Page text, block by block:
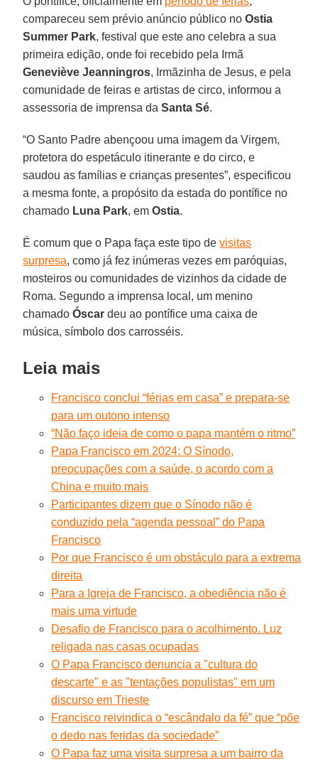
compareceu sem prévio anúncio público noOstia
Summer Park, festival que este ano celebra a sua
primeira edição, onde foi recebido pela Irmã
Geneviève Jeanningros, Irmãzinha de Jesus, e pela
comunidade de feiras e artistas de circo, informou a
assessoria de imprensa daSanta Sé.
“O Santo Padre abençoou uma imagem da Virgem,
protetora do espetáculo itinerante e do circo, e
saudou as famílias e crianças presentes”, especificou
a mesma fonte, a propósito da estada do pontífice no
chamado Luna Park, emOstia.
É comum que o Papa faça este tipo devisitas
surpresa, como já fez inúmeras vezes em paróquias,
mosteiros ou comunidades de vizinhos da cidade de
Roma. Segundo a imprensa local, um menino
chamadoÓscar deu ao pontífice uma caixa de
música, símbolo dos carrosséis.
Leia mais
Francisco conclui “férias em casa” e prepara-se
para um outono intenso
“Não faço ideia de como o papa mantém o ritmo”
Papa Francisco em 2024: O Sínodo,
preocupações com a saúde, o acordo com a
China e muito mais
Participantes dizem que o Sínodo não é
conduzido pela “agenda pessoal” do Papa
Francisco
Por que Francisco é um obstáculo para a extrema
direita
Para a Igreja de Francisco, a obediência não é
mais uma virtude
Desafio de Francisco para o acolhimento. Luz
religada nas casas ocupadas
O Papa Francisco denuncia a "cultura do
descarte" e as "tentações populistas" em um
discurso em Trieste
Francisco reivindica o “escândalo da fé” que “põe
o dedo nas feridas da sociedade”
O Papa faz uma visita surpresa a um bairro da